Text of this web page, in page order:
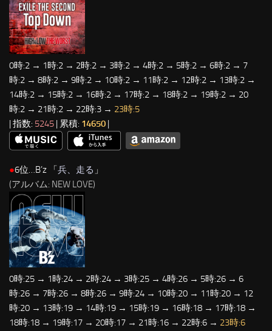
0時:2 → 1時:2 → 2時:2 → 3時:2 → 4時:2 → 5時:2 → 6時:2 → 7
時:2 → 8時:2 → 9時:2 → 10時:2 → 11時:2 → 12時:2 → 13時:2 →
14時:2 → 15時:2 → 16時:2 → 17時:2 → 18時:2 → 19時:2 → 20
時:2 → 21時:2 → 22時:3 → 23時:5
| 指数: 5245 | 累積: 14650 |
●6位…B’z 「兵、走る 」
(アルバム: NEW LOVE)
0時:25 → 1時:24 → 2時:24 → 3時:25 → 4時:26 → 5時:26 → 6
時:26 → 7時:26 → 8時:26 → 9時:24 → 10時:20 → 11時:20 → 12
時:20 → 13時:19 → 14時:19 → 15時:19 → 16時:18 → 17時:18 →
18時:18 → 19時:17 → 20時:17 → 21時:16 → 22時:6 → 23時:6